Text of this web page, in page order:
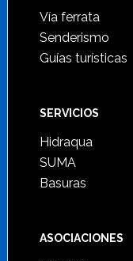
Vía ferrata
Senderismo
Guías turísticas
SERVICIOS
Hidraqua
SUMA
Basuras
ASOCIACIONES